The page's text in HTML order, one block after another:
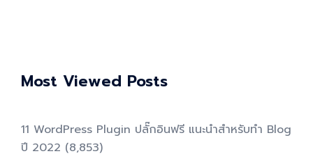
Most Viewed Posts
11 WordPress Plugin ปลั๊กอินฟรี แนะนำสำหรับทำ Blog
ปี 2022 (8,853)